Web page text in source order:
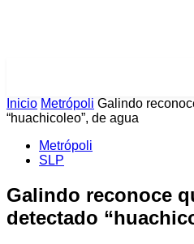
Inicio Metrópoli Galindo
“huachicoleo”, de agua
Metrópoli
SLP
Galindo reconoce
detectado